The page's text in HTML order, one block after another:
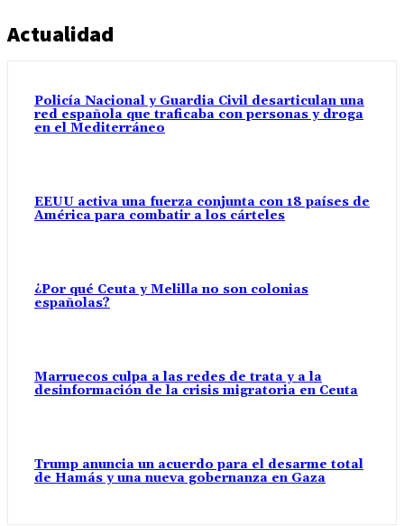
Actualidad
Policía Nacional y Guardia Civil desarticulan una
red española que traficaba con personas y droga
en el Mediterráneo
EEUU activa una fuerza conjunta con 18 países de
América para combatir a los cárteles
¿Por qué Ceuta y Melilla no son colonias
españolas?
Marruecos culpa a las redes de trata y a la
desinformación de la crisis migratoria en Ceuta
Trump anuncia un acuerdo para el desarme total
de Hamás y una nueva gobernanza en Gaza